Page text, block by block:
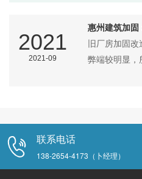
2021
2021-09
惠州建筑加
旧厂房加固
弊端较明显，
联系电话
138-2654-4173（卜经理）